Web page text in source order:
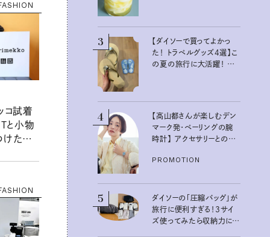
コ試着
Tと小物
けたく
3
【ダイソーで買ってよかっ
た！ トラベルグッズ4選】こ
の夏の旅行に大活躍！ か
4
【高山都さんが楽しむデン
マーク発・ベーリングの腕
時計】 アクセサリーとの重
スタイル３選
PROMOTION
5
ダイソーの「圧縮バッグ」が
旅行に便利すぎる！3サイ
ズ使ってみたら収納力に感